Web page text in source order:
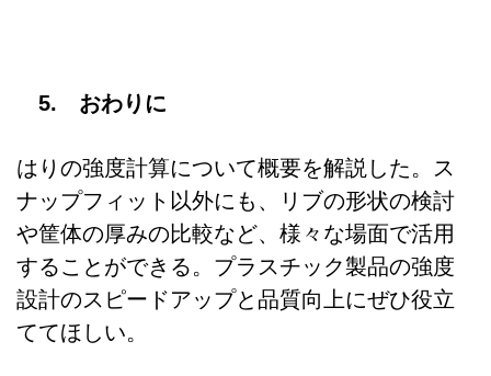
5. おわりに
はりの強度計算について概要を解説した。ス
ナップフィット以外にも、リブの形状の検討
や筐体の厚みの比較など、様々な場面で活用
することができる。プラスチック製品の強度
設計のスピードアップと品質向上にぜひ役立
ててほしい。